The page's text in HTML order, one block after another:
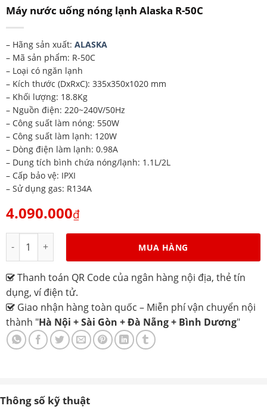
Máy nước uống nóng lạnh Alaska R-50C
– Hãng sản xuất: ALASKA
– Mã sản phẩm: R-50C
– Loại có ngăn lạnh
– Kích thước (DxRxC): 335x350x1020 mm
– Khối lượng: 18.8Kg
– Nguồn điện: 220~240V/50Hz
– Công suất làm nóng: 550W
– Công suất làm lạnh: 120W
– Dòng điện làm lạnh: 0.98A
– Dung tích bình chứa nóng/lạnh: 1.1L/2L
– Cấp bảo vệ: IPXI
– Sử dụng gas: R134A
4.090.000₫
MUA HÀNG
Thanh toán QR Code của ngân hàng nội địa, thẻ tín
dụng, ví điện tử.
Giao nhận hàng toàn quốc – Miễn phí vận chuyển nội
thành "Hà Nội + Sài Gòn + Đà Nẵng + Bình Dương"
Thông số kỹ thuật